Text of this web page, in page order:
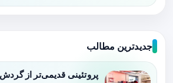
جدیدترین مطالب
پروتئینی قدیمی‌تر از